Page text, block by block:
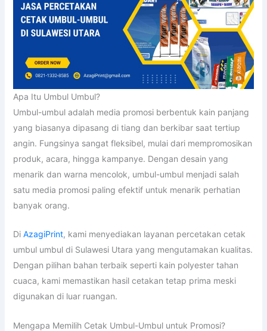
Apa Itu Umbul Umbul?
Umbul-umbul adalah media promosi berbentuk kain panjang
yang biasanya dipasang di tiang dan berkibar saat tertiup
angin. Fungsinya sangat fleksibel, mulai dari mempromosikan
produk, acara, hingga kampanye. Dengan desain yang
menarik dan warna mencolok, umbul-umbul menjadi salah
satu media promosi paling efektif untuk menarik perhatian
banyak orang.
Di AzagiPrint, kami menyediakan layanan percetakan cetak
umbul umbul di Sulawesi Utara yang mengutamakan kualitas.
Dengan pilihan bahan terbaik seperti kain polyester tahan
cuaca, kami memastikan hasil cetakan tetap prima meski
digunakan di luar ruangan.
Mengapa Memilih Cetak Umbul-Umbul untuk Promosi?